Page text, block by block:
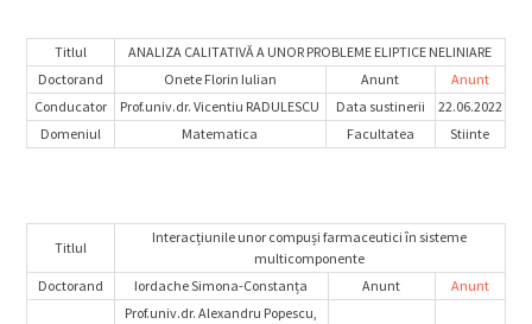
Titlul
ANALIZA CALITATIVĂ A UNOR PROBLEME ELIPTICE NELINIARE
Doctorand
Onete Florin Iulian Anunt
Anunt
Conducator
Prof.univ.dr. Vicentiu RADULESCU Data sustinerii
22.06.2022
Domeniul
Matematica Facultatea Stiinte
Titlul
Interacțiunile unor compuși farmaceutici în sisteme
multicomponente
Doctorand
Iordache Simona-Constanța Anunt Anunt
Prof.univ.dr. Alexandru Popescu,